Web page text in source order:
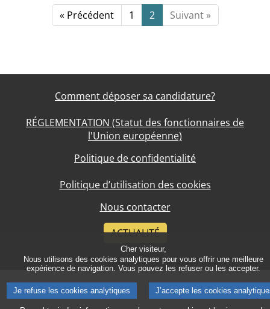
Cher visiteur,
Nous utilisons des cookies analytiques pour vous offrir une meilleure
expérience de navigation. Vous pouvez les refuser ou les accepter.
Je refuse les cookies analytiques J’accepte les cookies
« Précédent 1 2 Suivant »
Comment déposer sa candidature?
RÉGLEMENTATION (Statut des fonctionnaires de
l'Union européenne)
Politique de confidentialité
Politique d’utilisation des cookies
Nous contacter
ACTUALITÉ